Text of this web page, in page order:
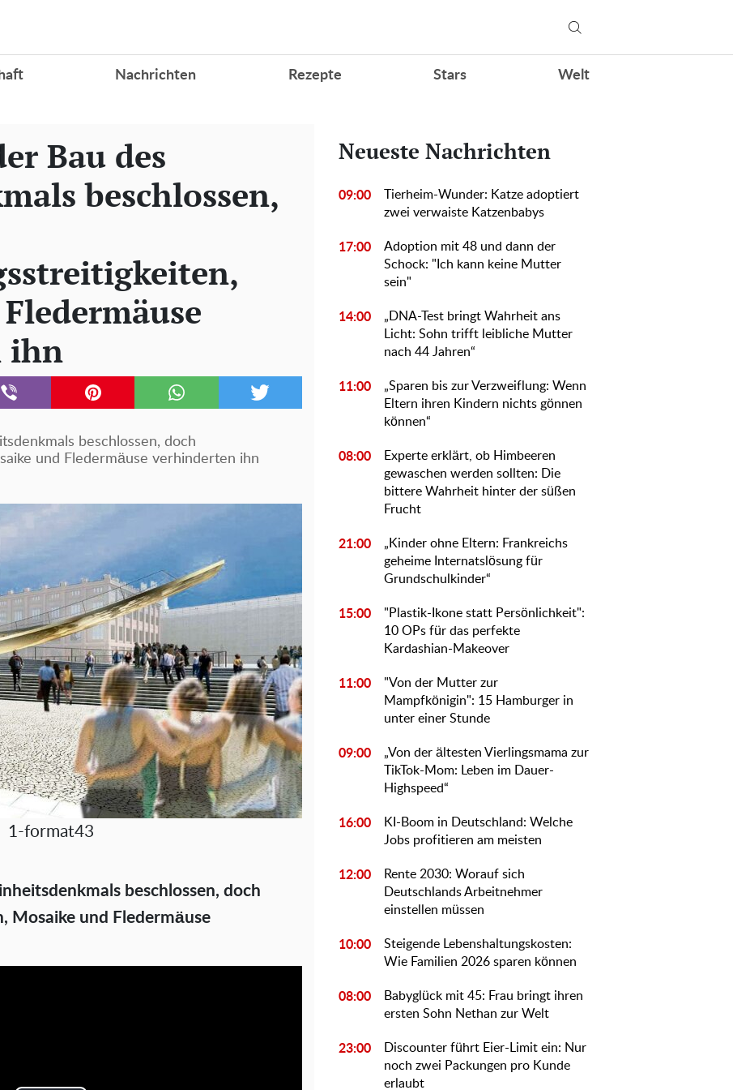
Nachrichten Rezepte Stars Welt
Bau des
beschlossen,
ihn
beschlossen, doch
und Fledermäuse verhinderten ihn
1-format43
beschlossen, doch
Mosaike und Fledermäuse
Neueste Nachrichten
09:00
Tierheim-Wunder: Katze adoptiert
zwei verwaiste Katzenbabys
17:00
Adoption mit 48 und dann der
Schock: "Ich kann keine Mutter
sein"
14:00
„DNA-Test bringt Wahrheit ans
Licht: Sohn trifft leibliche Mutter
nach 44 Jahren“
11:00
„Sparen bis zur Verzweiflung: Wenn
Eltern ihren Kindern nichts gönnen
können“
08:00
Experte erklärt, ob Himbeeren
gewaschen werden sollten: Die
bittere Wahrheit hinter der süßen
Frucht
21:00
„Kinder ohne Eltern: Frankreichs
geheime Internatslösung für
Grundschulkinder“
15:00
"Plastik-Ikone statt Persönlichkeit":
10 OPs für das perfekte
Kardashian-Makeover
11:00
"Von der Mutter zur
Mampfkönigin": 15 Hamburger in
unter einer Stunde
09:00
„Von der ältesten Vierlingsmama zur
TikTok-Mom: Leben im Dauer-
Highspeed“
16:00
KI-Boom in Deutschland: Welche
Jobs profitieren am meisten
12:00
Rente 2030: Worauf sich
Deutschlands Arbeitnehmer
einstellen müssen
10:00
Steigende Lebenshaltungskosten:
Wie Familien 2026 sparen können
08:00
Babyglück mit 45: Frau bringt ihren
ersten Sohn Nethan zur Welt
23:00
Discounter führt Eier-Limit ein: Nur
noch zwei Packungen pro Kunde
erlaubt